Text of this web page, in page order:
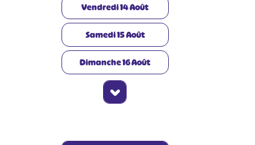
Vendredi14Août
Samedi15Août
Dimanche16Août